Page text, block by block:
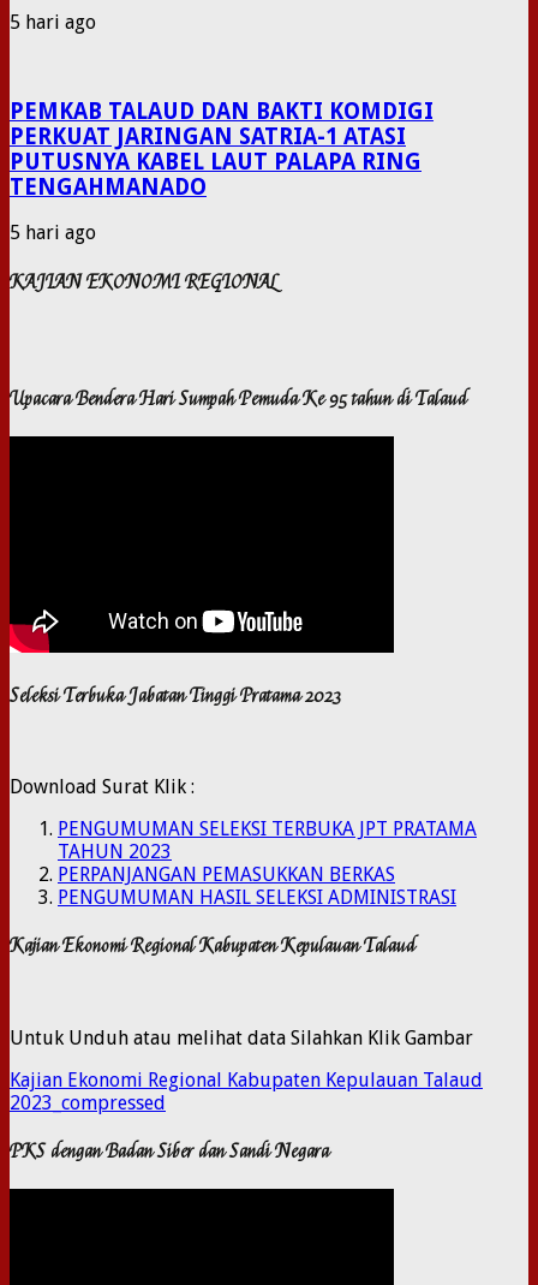
5 hari ago
PEMKAB TALAUD DAN BAKTI KOMDIGI
PERKUAT JARINGAN SATRIA-1 ATASI
PUTUSNYA KABEL LAUT PALAPA RING
TENGAHMANADO
5 hari ago
KAJIAN EKONOMI REGIONAL
Upacara Bendera Hari Sumpah Pemuda Ke 95 tahun di Talaud
Seleksi Terbuka Jabatan Tinggi Pratama 2023
Download Surat Klik :
PENGUMUMAN SELEKSI TERBUKA JPT PRATAMA
TAHUN 2023
PERPANJANGAN PEMASUKKAN BERKAS
PENGUMUMAN HASIL SELEKSI ADMINISTRASI
Kajian Ekonomi Regional Kabupaten Kepulauan Talaud
Untuk Unduh atau melihat data Silahkan Klik Gambar
Kajian Ekonomi Regional Kabupaten Kepulauan Talaud
2023_compressed
PKS dengan Badan Siber dan Sandi Negara